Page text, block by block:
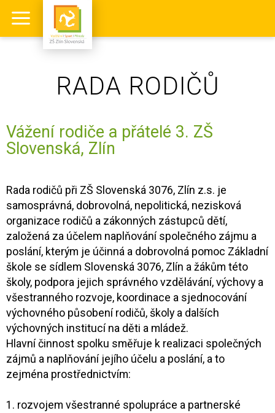
RADA RODIČŮ
Vážení rodiče a přátelé 3. ZŠ
Slovenská, Zlín
Rada rodičů při ZŠ Slovenská 3076, Zlín z.s. je
samosprávná, dobrovolná, nepolitická, nezisková
organizace rodičů a zákonných zástupců dětí,
založená za účelem naplňování společného zájmu a
poslání, kterým je účinná a dobrovolná pomoc Základní
škole se sídlem Slovenská 3076, Zlín a žákům této
školy, podpora jejich správného vzdělávání, výchovy a
všestranného rozvoje, koordinace a sjednocování
výchovného působení rodičů, školy a dalších
výchovných institucí na děti a mládež.
Hlavní činnost spolku směřuje k realizaci společných
zájmů a naplňování jejího účelu a poslání, a to
zejména prostřednictvím:
1. rozvojem všestranné spolupráce a partnerské